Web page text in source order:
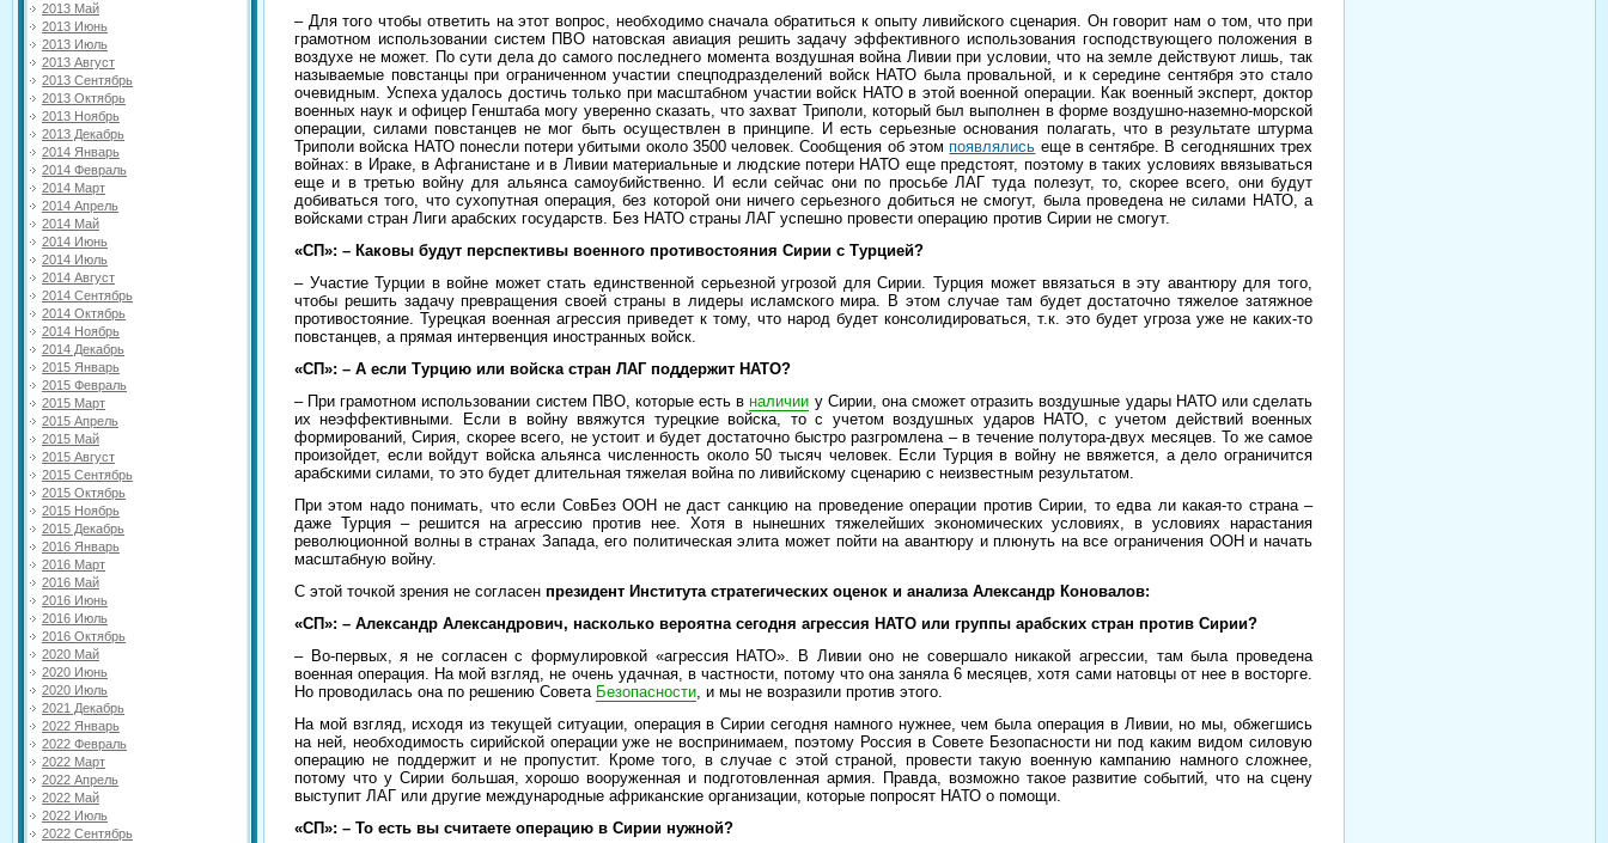
2013 Май
2013 Июнь
2013 Июль
2013 Август
2013 Сентябрь
2013 Октябрь
2013 Ноябрь
2013 Декабрь
2014 Январь
2014 Февраль
2014 Март
2014 Апрель
2014 Май
2014 Июнь
2014 Июль
2014 Август
2014 Сентябрь
2014 Октябрь
2014 Ноябрь
2014 Декабрь
2015 Январь
2015 Февраль
2015 Март
2015 Апрель
2015 Май
2015 Август
2015 Сентябрь
2015 Октябрь
2015 Ноябрь
2015 Декабрь
2016 Январь
2016 Март
2016 Май
2016 Июнь
2016 Июль
2016 Октябрь
2020 Май
2020 Июнь
2020 Июль
2021 Декабрь
2022 Январь
2022 Февраль
2022 Март
2022 Апрель
2022 Май
2022 Июль
2022 Сентябрь
– Для того чтобы ответить на этот вопрос, необходимо сначала обратиться к опыту ливийского сценария. Он говорит нам о том, что при
грамотном использовании систем ПВО натовская авиация решить задачу эффективного использования господствующего положения в
воздухе не может. По сути дела до самого последнего момента воздушная война Ливии при условии, что на земле действуют лишь, так
называемые повстанцы при ограниченном участии спецподразделений войск НАТО была провальной, и к середине сентября это стало
очевидным. Успеха удалось достичь только при масштабном участии войск НАТО в этой военной операции. Как военный эксперт, доктор
военных наук и офицер Генштаба могу уверенно сказать, что захват Триполи, который был выполнен в форме воздушно-наземно-морской
операции, силами повстанцев не мог быть осуществлен в принципе. И есть серьезные основания полагать, что в результате штурма
Триполи войска НАТО понесли потери убитыми около 3500 человек. Сообщения об этомпоявлялись еще в сентябре. В сегодняшних трех
войнах: в Ираке, в Афганистане и в Ливии материальные и людские потери НАТО еще предстоят, поэтому в таких условиях ввязываться
еще и в третью войну для альянса самоубийственно. И если сейчас они по просьбе ЛАГ туда полезут, то, скорее всего, они будут
добиваться того, что сухопутная операция, без которой они ничего серьезного добиться не смогут, была проведена не силами НАТО, а
войсками стран Лиги арабских государств. Без НАТО страны ЛАГ успешно провести операцию против Сирии не смогут.
«СП»: – Каковы будут перспективы военного противостояния Сирии с Турцией?
– Участие Турции в войне может стать единственной серьезной угрозой для Сирии. Турция может ввязаться в эту авантюру для того,
чтобы решить задачу превращения своей страны в лидеры исламского мира. В этом случае там будет достаточно тяжелое затяжное
противостояние. Турецкая военная агрессия приведет к тому, что народ будет консолидироваться, т.к. это будет угроза уже не каких-то
повстанцев, а прямая интервенция иностранных войск.
«СП»: – А если Турцию или войска стран ЛАГ поддержит НАТО?
– При грамотном использовании систем ПВО, которые есть вналичии у Сирии, она сможет отразить воздушные удары НАТО или сделать
их неэффективными. Если в войну ввяжутся турецкие войска, то с учетом воздушных ударов НАТО, с учетом действий военных
формирований, Сирия, скорее всего, не устоит и будет достаточно быстро разгромлена – в течение полутора-двух месяцев. То же самое
произойдет, если войдут войска альянса численность около 50 тысяч человек. Если Турция в войну не ввяжется, а дело ограничится
арабскими силами, то это будет длительная тяжелая война по ливийскому сценарию с неизвестным результатом.
При этом надо понимать, что если СовБез ООН не даст санкцию на проведение операции против Сирии, то едва ли какая-то страна –
даже Турция – решится на агрессию против нее. Хотя в нынешних тяжелейших экономических условиях, в условиях нарастания
революционной волны в странах Запада, его политическая элита может пойти на авантюру и плюнуть на все ограничения ООН и начать
масштабную войну.
С этой точкой зрения не согласен президент Института стратегических оценок и анализа Александр Коновалов:
«СП»: – Александр Александрович, насколько вероятна сегодня агрессия НАТО или группы арабских стран против Сирии?
– Во-первых, я не согласен с формулировкой «агрессия НАТО». В Ливии оно не совершало никакой агрессии, там была проведена
военная операция. На мой взгляд, не очень удачная, в частности, потому что она заняла 6 месяцев, хотя сами натовцы от нее в восторге.
Но проводилась она по решению Совета Безопасности , и мы не возразили против этого.
На мой взгляд, исходя из текущей ситуации, операция в Сирии сегодня намного нужнее, чем была операция в Ливии, но мы, обжегшись
на ней, необходимость сирийской операции уже не воспринимаем, поэтому Россия в Совете Безопасности ни под каким видом силовую
операцию не поддержит и не пропустит. Кроме того, в случае с этой страной, провести такую военную кампанию намного сложнее,
потому что у Сирии большая, хорошо вооруженная и подготовленная армия. Правда, возможно такое развитие событий, что на сцену
выступит ЛАГ или другие международные африканские организации, которые попросят НАТО о помощи.
«СП»: – То есть вы считаете операцию в Сирии нужной?